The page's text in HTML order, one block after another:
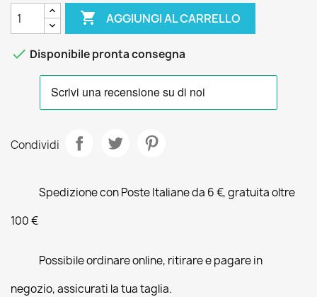
 AGGIUNGI AL CARRELLO
 Disponibile pronta consegna
Condividi
Spedizione con Poste Italiane da 6 €, gratuita oltre
100 €
Possibile ordinare online, ritirare e pagare in
negozio, assicurati la tua taglia.